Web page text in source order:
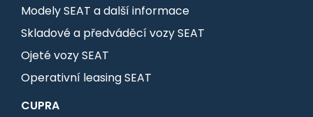
Modely SEAT a další informace
Skladové a předváděcí vozy SEAT
Ojeté vozy SEAT
Operativní leasing SEAT
CUPRA